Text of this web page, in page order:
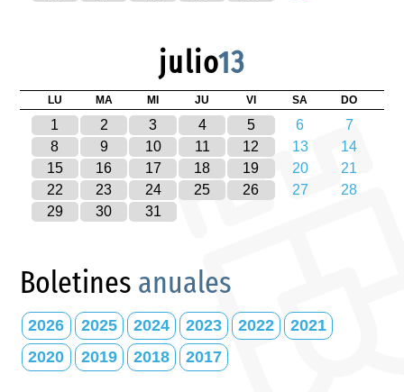
julio13
LU MA MI JU VI SA DO
1 2 3 4 5 6
7
8
9 10 11 12 13
14
15
16 17 18 19 20
21
22
23 24 25 26 27
28
29
30 31
Boletines anuales
2026 2025 2024 2023 2022
2021
2020
2019 2018 2017